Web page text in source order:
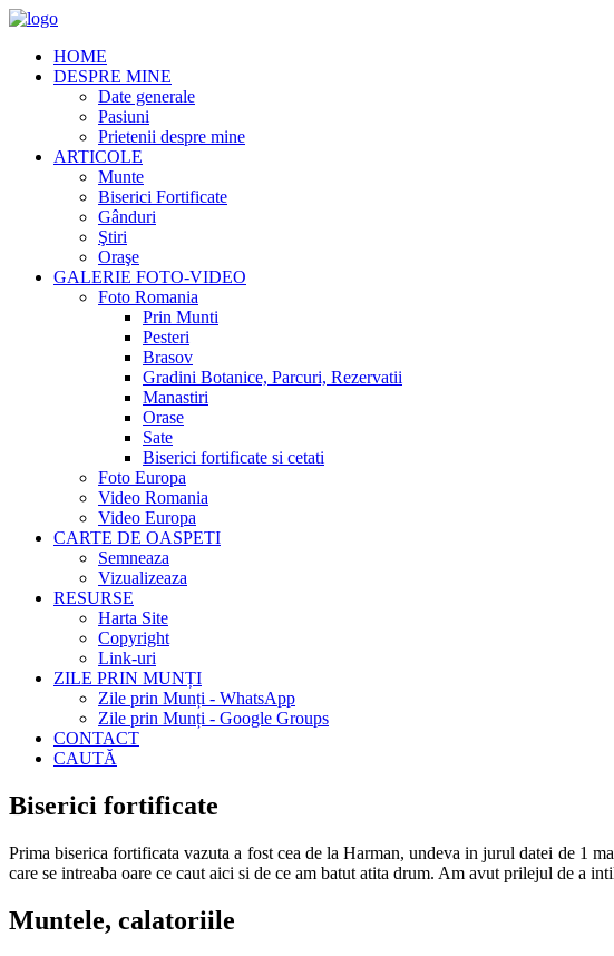
HOME
DESPRE MINE
Date generale
Pasiuni
Prietenii despre mine
ARTICOLE
Munte
Biserici Fortificate
Gânduri
Ştiri
Oraşe
GALERIE FOTO-VIDEO
Foto Romania
Prin Munti
Pesteri
Brasov
Gradini Botanice, Parcuri, Rezervatii
Manastiri
Orase
Sate
Biserici fortificate si cetati
Foto Europa
Video Romania
Video Europa
CARTE DE OASPETI
Semneaza
Vizualizeaza
RESURSE
Harta Site
Copyright
Link-uri
ZILE PRIN MUNȚI
Zile prin Munți - WhatsApp
Zile prin Munți - Google Groups
CONTACT
CAUTĂ
Biserici fortificate
Prima biserica fortificata vazuta a fost cea de la Harman, undeva in jurul datei de 1
care se intreaba oare ce caut aici si de ce am batut atita drum. Am avut prilejul de a
Muntele, calatoriile